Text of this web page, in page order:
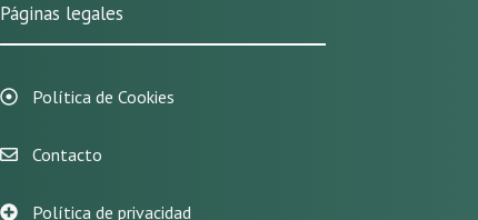
Páginas legales
Política de Cookies
Contacto
Política de privacidad